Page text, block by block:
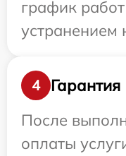
график
устранением
4
Гарантия
После
оплаты